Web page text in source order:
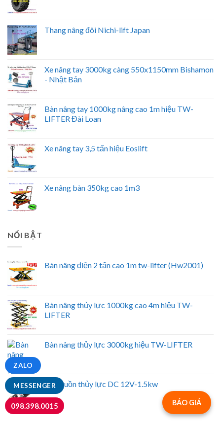
MESSENGER
ZALO
098.398.0015
Thang nâng đôi Nichi-lift Japan
Xe nâng tay 3000kg càng 550x1150mm Bishamon
- Nhật Bản
Bàn nâng tay 1000kg nâng cao 1m hiệu TW-
LIFTER Đài Loan
Xe nâng tay 3,5 tấn hiệu Eoslift
Xe nâng bàn 350kg cao 1m3
NỔI BẬT
Bàn nâng điện 2 tấn cao 1m tw-lifter (Hw2001)
Bàn nâng thủy lực 1000kg cao 4m hiệu TW-
LIFTER
Bàn nâng thủy lực 3000kg hiệu TW-LIFTER
Bộ nguồn thủy lực DC 12V-1.5kw
BÁO GIÁ